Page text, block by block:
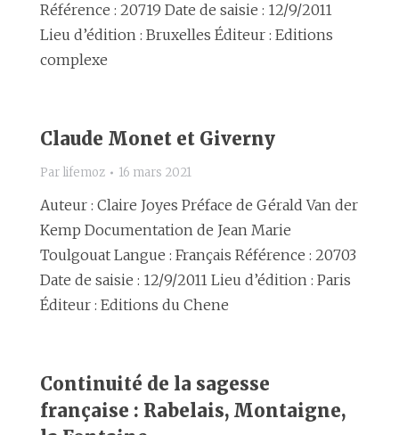
Référence : 20719 Date de saisie : 12/9/2011
Lieu d’édition : Bruxelles Éditeur : Editions
complexe
Claude Monet et Giverny
Par lifemoz 16 mars 2021
Auteur : Claire Joyes Préface de Gérald Van der
Kemp Documentation de Jean Marie
Toulgouat Langue : Français Référence : 20703
Date de saisie : 12/9/2011 Lieu d’édition : Paris
Éditeur : Editions du Chene
Continuité de la sagesse
française : Rabelais, Montaigne,